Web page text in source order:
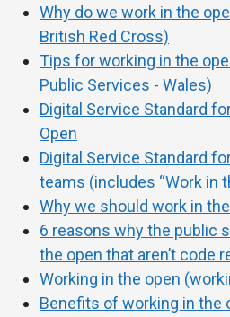
Why do we work in the
British Red Cross)
Tips for working in the
Public Services - Wales)
Digital Service Standard
Open
Digital Service Standard
teams (includes “Work in
Why we should work in
6 reasons why the public
the open that aren’t code
Working in the open
Benefits of working in the